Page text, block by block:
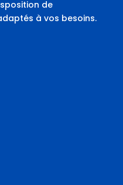
de
à vos besoins.